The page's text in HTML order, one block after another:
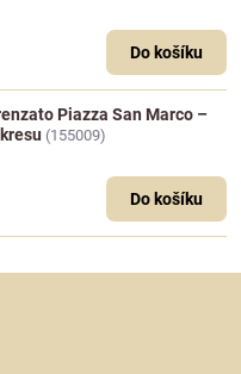
Do košíku
Piazza San Marco –
(155009)
Do košíku